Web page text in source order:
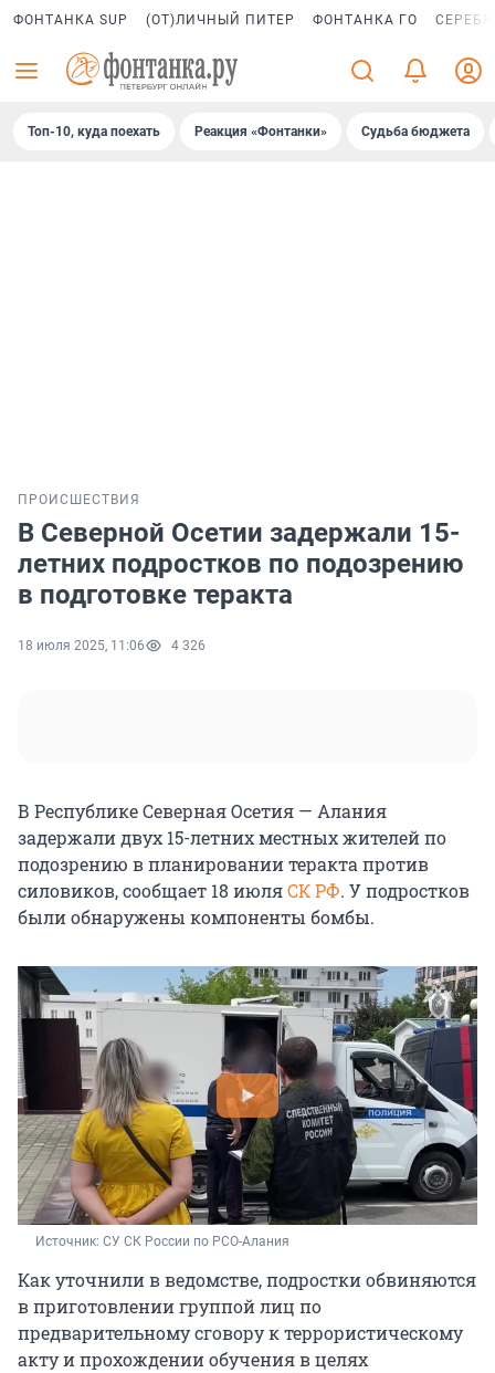
ФОНТАНКА SUP (ОТ)ЛИЧНЫЙ ПИТЕР ФОНТАНКА ГО
Топ-10, куда поехать Реакция «Фонтанки» Судьба бюджета
ПРОИСШЕСТВИЯ
В Северной Осетии задержали 15-
летних подростков по подозрению
в подготовке теракта
18 июля 2025, 11:06 4 326
В Республике Северная Осетия — Алания
задержали двух 15-летних местных жителей по
подозрению в планировании теракта против
силовиков, сообщает 18 июляСК РФ. У подростков
были обнаружены компоненты бомбы.
Источник: СУ СК России по РСО-Алания
Как уточнили в ведомстве, подростки обвиняются
в приготовлении группой лиц по
предварительному сговору к террористическому
акту и прохождении обучения в целях